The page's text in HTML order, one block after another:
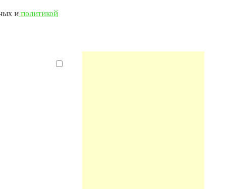
и политикой